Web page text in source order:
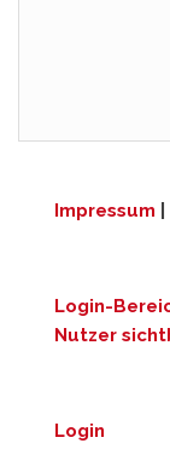
Impressum
Login-
Nutzer
Login